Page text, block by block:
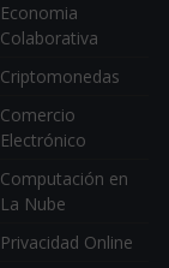
Economia
Colaborativa
Criptomonedas
Comercio
Electrónico
Computación en
La Nube
Privacidad Online